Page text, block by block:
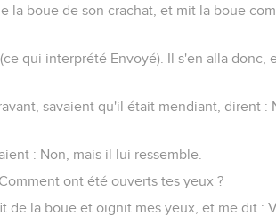
la boue de son crachat, et mit la boue
qui interprété Envoyé). Il s'en alla donc,
savaient qu'il était mendiant, dirent :
: Non, mais il lui ressemble.
ont été ouverts tes yeux ?
de la boue et oignit mes yeux, et me dit :